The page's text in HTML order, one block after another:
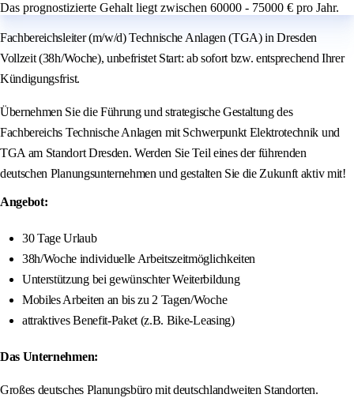
Das prognostizierte Gehalt liegt zwischen 60000 - 75000 € pro Jahr.
Fachbereichsleiter (m/w/d) Technische Anlagen (TGA) in Dresden
Vollzeit (38h/Woche), unbefristet Start: ab sofort bzw. entsprechend Ihrer
Kündigungsfrist.
Übernehmen Sie die Führung und strategische Gestaltung des
Fachbereichs Technische Anlagen mit Schwerpunkt Elektrotechnik und
TGA am Standort Dresden. Werden Sie Teil eines der führenden
deutschen Planungsunternehmen und gestalten Sie die Zukunft aktiv mit!
Angebot:
30 Tage Urlaub
38h/Woche individuelle Arbeitszeitmöglichkeiten
Unterstützung bei gewünschter Weiterbildung
Mobiles Arbeiten an bis zu 2 Tagen/Woche
attraktives Benefit-Paket (z.B. Bike-Leasing)
Das Unternehmen:
Großes deutsches Planungsbüro mit deutschlandweiten Standorten.